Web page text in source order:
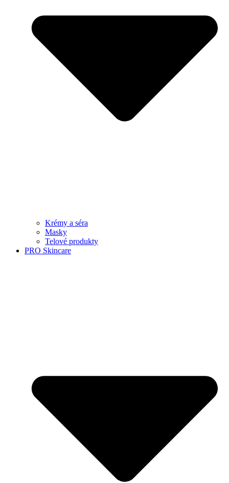
Krémy a séra
Masky
Telové produkty
PRO Skincare